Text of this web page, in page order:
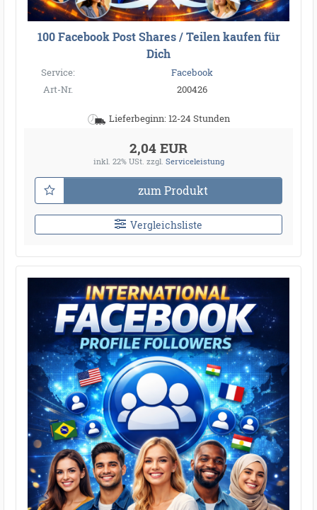
100 Facebook Post Shares / Teilen kaufen für
Dich
Service:
Facebook
Art-Nr.
200426
Lieferbeginn: 12-24 Stunden
2,04 EUR
inkl. 22% USt. zzgl. Serviceleistung
zum Produkt
Vergleichsliste